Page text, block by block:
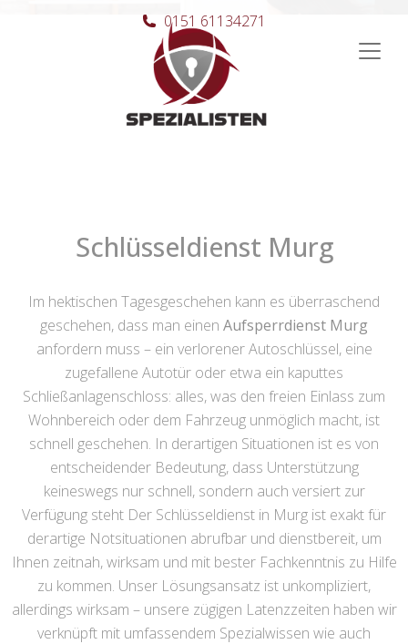
Hauptnavigation
0151 61134271
Schlüsseldienst Murg
Im hektischen Tagesgeschehen kann es überraschend
geschehen, dass man einen Aufsperrdienst Murg
anfordern muss – ein verlorener Autoschlüssel, eine
zugefallene Autotür oder etwa ein kaputtes
Schließanlagenschloss: alles, was den freien Einlass zum
Wohnbereich oder dem Fahrzeug unmöglich macht, ist
schnell geschehen. In derartigen Situationen ist es von
entscheidender Bedeutung, dass Unterstützung
keineswegs nur schnell, sondern auch versiert zur
Verfügung steht Der Schlüsseldienst in Murg ist exakt für
derartige Notsituationen abrufbar und dienstbereit, um
Ihnen zeitnah, wirksam und mit bester Fachkenntnis zu Hilfe
zu kommen. Unser Lösungsansatz ist unkompliziert,
allerdings wirksam – unsere zügigen Latenzzeiten haben wir
verknüpft mit umfassendem Spezialwissen wie auch